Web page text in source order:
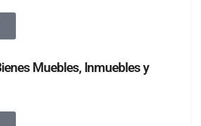
Muebles, Inmuebles y